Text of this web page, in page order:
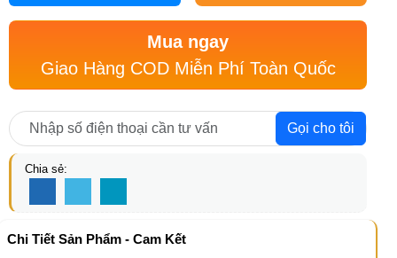
Mua ngay
Giao Hàng COD Miễn Phí Toàn Quốc
Gọi cho tôi
Chia sẻ:
Chi Tiết Sản Phẩm - Cam Kết